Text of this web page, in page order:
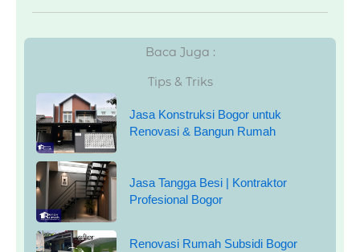
Baca Juga :
Tips & Triks
Jasa Konstruksi Bogor untuk
Renovasi & Bangun Rumah
Jasa Tangga Besi | Kontraktor
Profesional Bogor
Renovasi Rumah Subsidi Bogor